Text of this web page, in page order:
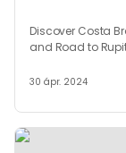
Discover Costa
and Road to
30 ápr. 2024